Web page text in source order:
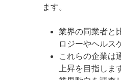
ます。
業界の同業者と
ロジーやヘルス
これらの企業は
上昇を目指しま